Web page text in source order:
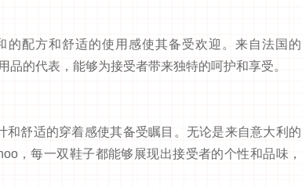
配方和舒适的使用感使其备受欢迎。来自法国的
的代表，能够为接受者带来独特的呵护和享受。
舒适的穿着感使其备受瞩目。无论是来自意大利的
，每一双鞋子都能够展现出接受者的个性和品味，